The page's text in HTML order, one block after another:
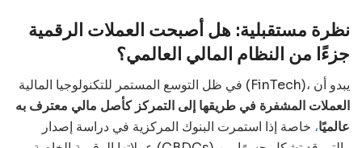
نظرة مستقبلية: هل أصبحت العملات الرقمية
جزءًا من النظام المالي العالمي؟
في ظل التوسع المستمر للتكنولوجيا المالية (FinTech)، يبدو أن
العملات المشفرة في طريقها إلى التمركز كأصل مالي معترف به
عالميًا، خاصة إذا استمرت البنوك المركزية في دراسة إصدار